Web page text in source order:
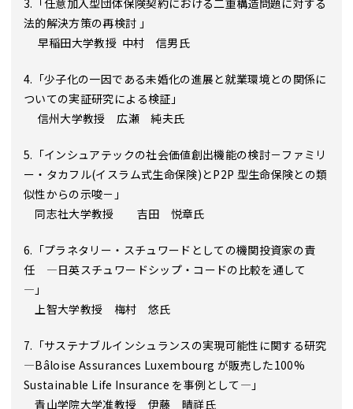
3.「任意加入型団体保険契約における二重構造問題に対する
法的解決方策の再検討 」
早稲田大学教授 中村 信男氏
4.「少子化の一因である未婚化の進展と就業環境との関係に
ついての実証研究による検証」
信州大学教授 広瀬 純夫氏
5.「インシュアテックの社会価値創出機能の検討－ファミリ
ー・タカフル(イスラム式生命保険)とP2P 型生命保険との類
似性からの示唆－」
同志社大学教授 吉田 悦章氏
6.「プラネタリー・スチュワードとしての機関投資家の責
任 ―日英スチュワードシップ・コードの比較を通して
―」
上智大学教授 梅村 悠氏
7.「サステナブルインシュランスの実現可能性に関する研究
―Bâloise Assurances Luxembourg が販売した100%
Sustainable Life Insurance を事例として―」
青山学院大学准教授 伊藤 晴祥氏